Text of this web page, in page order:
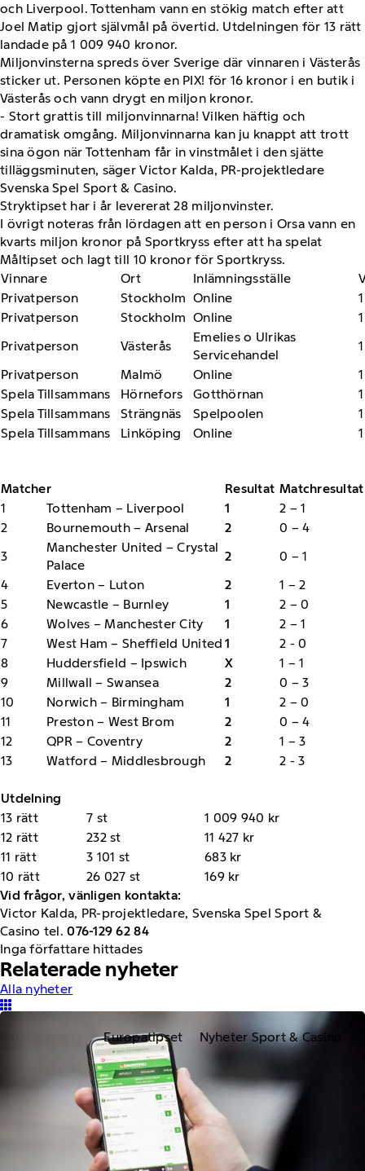
och Liverpool. Tottenham vann en stökig match efter att
Joel Matip gjort självmål på övertid. Utdelningen för 13 rätt
landade på 1 009 940 kronor.
Miljonvinsterna spreds över Sverige där vinnaren i Västerås
sticker ut. Personen köpte en PIX! för 16 kronor i en butik i
Västerås och vann drygt en miljon kronor.
- Stort grattis till miljonvinnarna! Vilken häftig och
dramatisk omgång. Miljonvinnarna kan ju knappt att trott
sina ögon när Tottenham får in vinstmålet i den sjätte
tilläggsminuten, säger Victor Kalda, PR-projektledare
Svenska Spel Sport & Casino.
Stryktipset har i år levererat 28 miljonvinster.
I övrigt noteras från lördagen att en person i Orsa vann en
kvarts miljon kronor på Sportkryss efter att ha spelat
Måltipset och lagt till 10 kronor för Sportkryss.
Vinnare
Ort Inlämningsställe
Privatperson
Stockholm Online
Privatperson
Stockholm Online
Privatperson
Västerås
Emelies o Ulrikas
Servicehandel
Privatperson
Malmö Online
Spela Tillsammans
Hörnefors Gotthörnan
Spela Tillsammans
Strängnäs Spelpoolen
Spela Tillsammans
Linköping Online
Matcher Resultat Matchresultat
1
Tottenham – Liverpool 1
2 – 1
2
Bournemouth – Arsenal 2
0 – 4
3
Manchester United – Crystal
Palace
2
0 – 1
4
Everton – Luton 2
1 – 2
5
Newcastle – Burnley 1
2 – 0
6
Wolves – Manchester City 1
2 – 1
7
West Ham – Sheffield United 1
2 - 0
8
Huddersfield – Ipswich X
1 – 1
9
Millwall – Swansea 2
0 – 3
10
Norwich – Birmingham 1
2 – 0
11
Preston – West Brom 2
0 – 4
12
QPR – Coventry 2
1 – 3
13
Watford – Middlesbrough 2 2 - 3
Utdelning
13 rätt
7 st
1 009 940 kr
12 rätt
232 st
11 427 kr
11 rätt
3 101 st
683 kr
10 rätt
26 027 st
169 kr
Vid frågor, vänligen kontakta:
Victor Kalda, PR-projektledare, Svenska Spel Sport &
Casino tel.076-129 62 84
Inga författare hittades
Relaterade nyheter
Alla nyheter
Europatipset Nyheter Sport & Casino